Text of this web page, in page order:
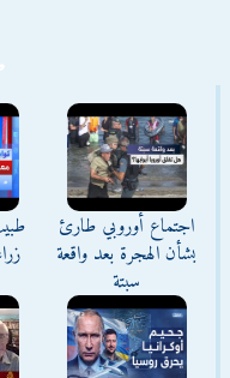
اجتماع أوروبي طارئ
بشأن الهجرة بعد واقعة
سبتة